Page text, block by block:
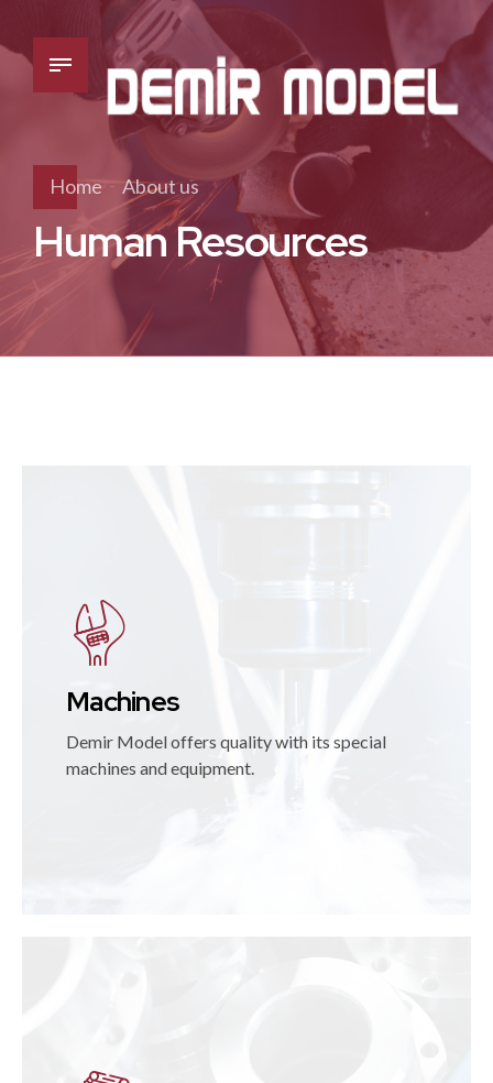
Home About us
Human Resources
Machines
Demir Model offers quality with its special
machines and equipment.